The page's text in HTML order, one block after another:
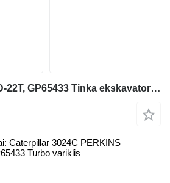
Variklis Perkins 404D-22T, GP65433 Tinka ekskavatoriaus Caterpillar 3024C
Caterpillar 3024C PERKINS
Turbo variklis